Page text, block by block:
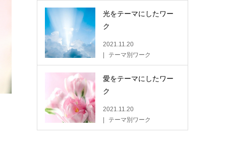
光をテーマにしたワー
ク
2021.11.20
テーマ別ワーク
愛をテーマにしたワー
ク
2021.11.20
テーマ別ワーク